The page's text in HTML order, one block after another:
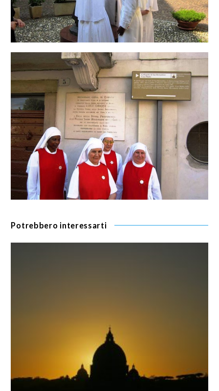
Potrebbero interessarti